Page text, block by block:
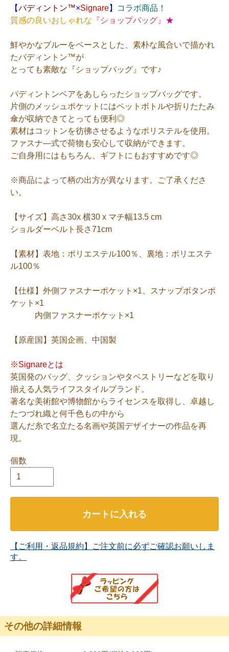
【パディントン™×Signare】
コラボ商品！
質感の良いおしゃれな 『ショップバッグ』 ★
鮮やかなブルーをベースとした、素朴な風合いで描かれ
たパディントン™が
とっても素敵な『ショップバッグ』です♪
パディントンベアをあしらったショップバッグです。
片側のメッシュポケットにはペットボトルや折りたたみ
傘が収納できてとっても便利◎
素材はコットンを彷彿させるようなポリステルを使用。
ファスナ―式で荷物も安心して収納ができます。
ご自身用にはもちろん、ギフトにもおすすめです◎
※商品によって柄の出方が異なります。ご了承くださ
い。
【サイズ】高さ30x 横30 x マチ幅13.5 cm
ショルダーベルト長さ71cm
【素材】表地：ポリエステル100％、裏地：ポリエステ
ル100％
【仕様】外側ファスナーポケット×1、スナップボタンポ
ケット×1
内側ファスナーポケット×1
【原産国】英国企画、中国製
※Signareとは
英国発のバッグ、クッションやタペストリーなどを取り
揃える人気ライフスタイルブランド。
著名な美術館や博物館からライセンスを取得し、卓越し
たつづれ織と何千色もの中から
選んだ糸で名立たる名画や英国デザイナーの作品を再
現。
個数
カートに入れる
【ご利用・返品規約】ご注文前に必ずご確認お願いしま
す。
その他の詳細情報